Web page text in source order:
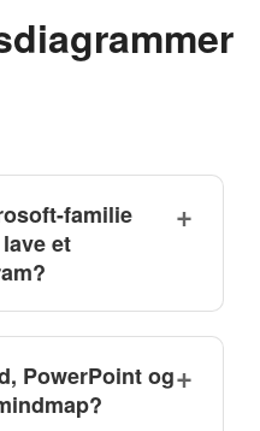
familie
et
PowerPoint og